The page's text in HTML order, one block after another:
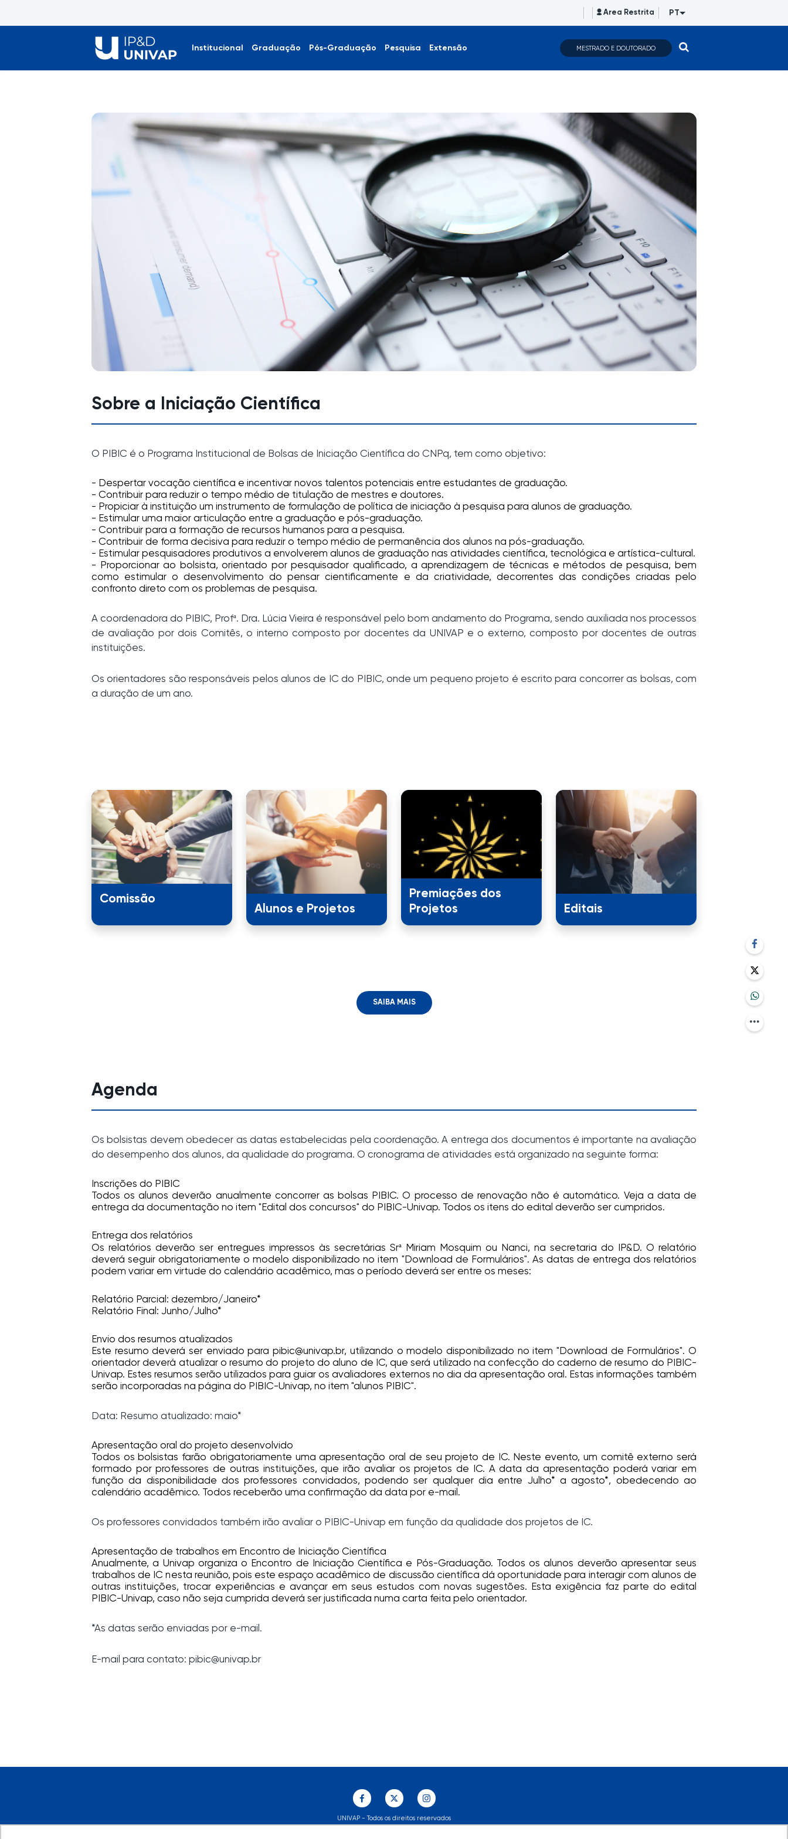
Area Restrita PT
Institucional Graduação Pós-Graduação Pesquisa Extensão MESTRADO E DOUTORADO
Sobre a Iniciação Científica
O PIBIC é o Programa Institucional de Bolsas de Iniciação Científica do CNPq, tem como objetivo:
- Despertar vocação científica e incentivar novos talentos potenciais entre estudantes de graduação.
- Contribuir para reduzir o tempo médio de titulação de mestres e doutores.
- Propiciar à instituição um instrumento de formulação de política de iniciação à pesquisa para alunos de graduação.
- Estimular uma maior articulação entre a graduação e pós-graduação.
- Contribuir para a formação de recursos humanos para a pesquisa.
- Contribuir de forma decisiva para reduzir o tempo médio de permanência dos alunos na pós-graduação.
- Estimular pesquisadores produtivos a envolverem alunos de graduação nas atividades científica, tecnológica e artística-cultural.
- Proporcionar ao bolsista, orientado por pesquisador qualificado, a aprendizagem de técnicas e métodos de pesquisa, bem
como estimular o desenvolvimento do pensar cientificamente e da criatividade, decorrentes das condições criadas pelo
confronto direto com os problemas de pesquisa.
A coordenadora do PIBIC, Profª. Dra. Lúcia Vieira é responsável pelo bom andamento do Programa, sendo auxiliada nos processos
de avaliação por dois Comitês, o interno composto por docentes da UNIVAP e o externo, composto por docentes de outras
instituições.
Os orientadores são responsáveis pelos alunos de IC do PIBIC, onde um pequeno projeto é escrito para concorrer as bolsas, com
a duração de um ano.
Comissão
Alunos e Projetos
SAIBA MAIS
Premiações dos
Projetos
Editais
Agenda
Os bolsistas devem obedecer as datas estabelecidas pela coordenação. A entrega dos documentos é importante na avaliação
do desempenho dos alunos, da qualidade do programa. O cronograma de atividades está organizado na seguinte forma:
Inscrições do PIBIC
Todos os alunos deverão anualmente concorrer as bolsas PIBIC. O processo de renovação não é automático. Veja a data de
entrega da documentação no item "Edital dos concursos" do PIBIC-Univap. Todos os itens do edital deverão ser cumpridos.
Entrega dos relatórios
Os relatórios deverão ser entregues impressos às secretárias Srª Miriam Mosquim ou Nanci, na secretaria do IP&D. O relatório
deverá seguir obrigatoriamente o modelo disponibilizado no item "Download de Formulários". As datas de entrega dos relatórios
podem variar em virtude do calendário acadêmico, mas o período deverá ser entre os meses:
Relatório Parcial: dezembro/Janeiro*
Relatório Final: Junho/Julho*
Envio dos resumos atualizados
Este resumo deverá ser enviado para pibic@univap.br, utilizando o modelo disponibilizado no item "Download de Formulários". O
orientador deverá atualizar o resumo do projeto do aluno de IC, que será utilizado na confecção do caderno de resumo do PIBIC-
Univap. Estes resumos serão utilizados para guiar os avaliadores externos no dia da apresentação oral. Estas informações também
serão incorporadas na página do PIBIC-Univap, no item "alunos PIBIC".
Data: Resumo atualizado: maio*
Apresentação oral do projeto desenvolvido
Todos os bolsistas farão obrigatoriamente uma apresentação oral de seu projeto de IC. Neste evento, um comitê externo será
formado por professores de outras instituições, que irão avaliar os projetos de IC. A data da apresentação poderá variar em
função da disponibilidade dos professores convidados, podendo ser qualquer dia entre Julho* a agosto*, obedecendo ao
calendário acadêmico. Todos receberão uma confirmação da data por e-mail.
Os professores convidados também irão avaliar o PIBIC-Univap em função da qualidade dos projetos de IC.
Apresentação de trabalhos em Encontro de Iniciação Científica
Anualmente, a Univap organiza o Encontro de Iniciação Científica e Pós-Graduação. Todos os alunos deverão apresentar seus
trabalhos de IC nesta reunião, pois este espaço acadêmico de discussão científica dá oportunidade para interagir com alunos de
outras instituições, trocar experiências e avançar em seus estudos com novas sugestões. Esta exigência faz parte do edital
PIBIC-Univap, caso não seja cumprida deverá ser justificada numa carta feita pelo orientador.
*As datas serão enviadas por e-mail.
E-mail para contato: pibic@univap.br
UNIVAP - Todos os direitos reservados